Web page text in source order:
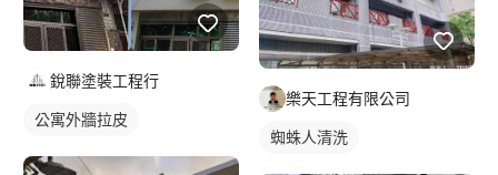
銳聯塗裝工程行
公寓外牆拉皮
樂天工程有限公司
蜘蛛人清洗